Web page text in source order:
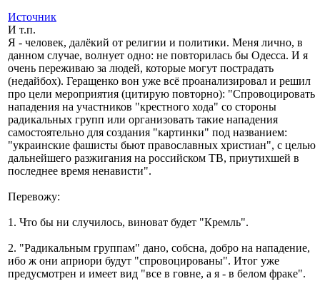
Источник
И т.п.
Я - человек, далёкий от религии и политики. Меня лично, в
данном случае, волнует одно: не повторилась бы Одесса. И я
очень переживаю за людей, которые могут пострадать
(недайбох). Геращенко вон уже всё проанализировал и решил
про цели мероприятия (цитирую повторно): "Спровоцировать
нападения на участников "крестного хода" со стороны
радикальных групп или организовать такие нападения
самостоятельно для создания "картинки" под названием:
"украинские фашисты бьют православных христиан", с целью
дальнейшего разжигания на российском ТВ, приутихшей в
последнее время ненависти".
Перевожу:
1. Что бы ни случилось, виноват будет "Кремль".
2. "Радикальным группам" дано, собсна, добро на нападение,
ибо ж они априори будут "спровоцированы". Итог уже
предусмотрен и имеет вид "все в говне, а я - в белом фраке".